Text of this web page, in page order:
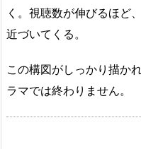
く。視聴数が伸びるほど
近づいてくる。
この構図がしっかり描か
ラマでは終わりません。